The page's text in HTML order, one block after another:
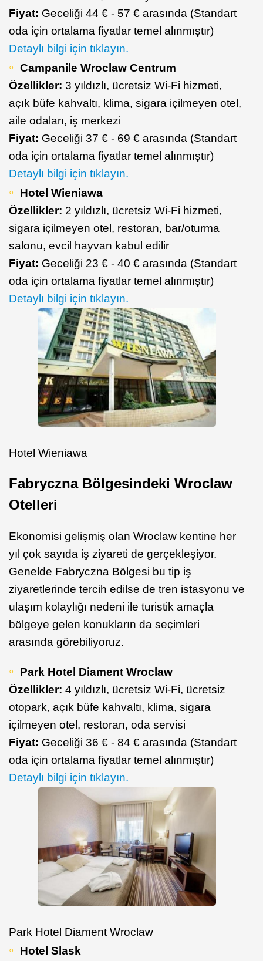
Fiyat: Geceliği 44 € - 57 € arasında (Standart
oda için ortalama fiyatlar temel alınmıştır)
Detaylı bilgi için tıklayın.
Campanile Wroclaw Centrum
Özellikler: 3 yıldızlı, ücretsiz Wi-Fi hizmeti,
açık büfe kahvaltı, klima, sigara içilmeyen otel,
aile odaları, iş merkezi
Fiyat: Geceliği 37 € - 69 € arasında (Standart
oda için ortalama fiyatlar temel alınmıştır)
Detaylı bilgi için tıklayın.
Hotel Wieniawa
Özellikler: 2 yıldızlı, ücretsiz Wi-Fi hizmeti,
sigara içilmeyen otel, restoran, bar/oturma
salonu, evcil hayvan kabul edilir
Fiyat: Geceliği 23 € - 40 € arasında (Standart
oda için ortalama fiyatlar temel alınmıştır)
Detaylı bilgi için tıklayın.
Hotel Wieniawa
Fabryczna Bölgesindeki Wroclaw
Otelleri
Ekonomisi gelişmiş olan Wroclaw kentine her
yıl çok sayıda iş ziyareti de gerçekleşiyor.
Genelde Fabryczna Bölgesi bu tip iş
ziyaretlerinde tercih edilse de tren istasyonu ve
ulaşım kolaylığı nedeni ile turistik amaçla
bölgeye gelen konukların da seçimleri
arasında görebiliyoruz.
Park Hotel Diament Wroclaw
Özellikler: 4 yıldızlı, ücretsiz Wi-Fi, ücretsiz
otopark, açık büfe kahvaltı, klima, sigara
içilmeyen otel, restoran, oda servisi
Fiyat: Geceliği 36 € - 84 € arasında (Standart
oda için ortalama fiyatlar temel alınmıştır)
Detaylı bilgi için tıklayın.
Park Hotel Diament Wroclaw
Hotel Slask